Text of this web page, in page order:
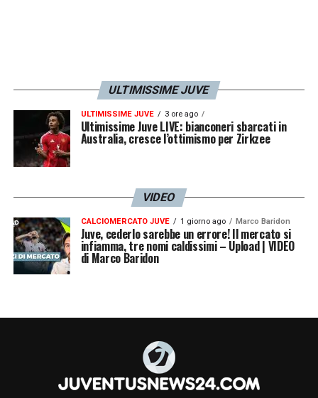
ULTIMISSIME JUVE
ULTIMISSIME JUVE 3 ore ago
Ultimissime Juve LIVE: bianconeri sbarcati in
Australia, cresce l’ottimismo per Zirkzee
VIDEO
CALCIOMERCATO JUVE 1 giorno ago Marco Baridon
Juve, cederlo sarebbe un errore! Il mercato si
infiamma, tre nomi caldissimi – Upload | VIDEO
di Marco Baridon